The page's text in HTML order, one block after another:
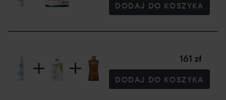
DODAJ DO KOSZYKA
161 zł
DODAJ DO KOSZYKA